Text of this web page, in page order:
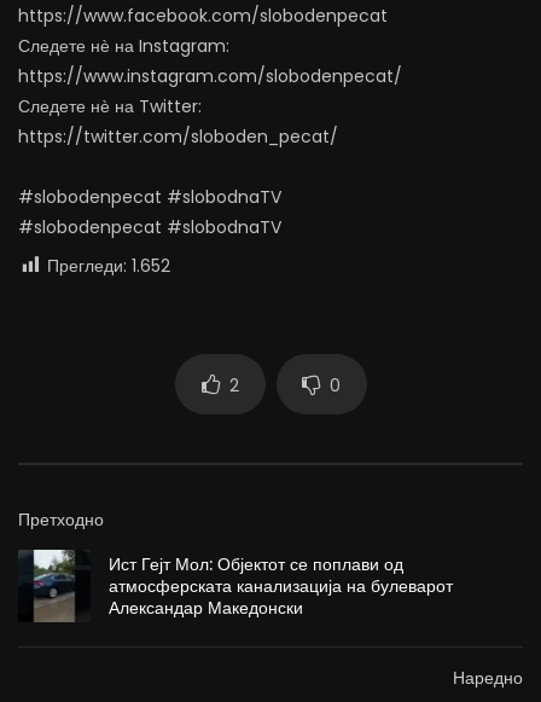
https://www.facebook.com/slobodenpecat
Следете нѐ на Instagram:
https://www.instagram.com/slobodenpecat/
Следете нѐ на Twitter:
https://twitter.com/sloboden_pecat/
#slobodenpecat #slobodnaTV
#slobodenpecat #slobodnaTV
Прегледи: 1.652
2 0
Претходно
Ист Гејт Мол: Објектот се поплави од
атмосферската канализација на булеварот
Александар Македонски
Наредно